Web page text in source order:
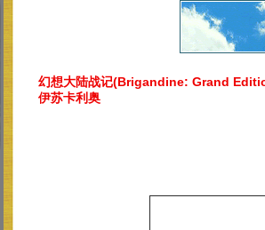
幻想大陆战记(Brigandine: Grand
伊苏卡利奥